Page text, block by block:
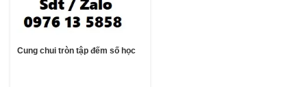
Cung chui tròn tập đếm số học